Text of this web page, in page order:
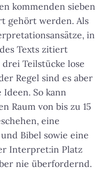
kommenden sieben
gehört werden. Als
in
Texts zitiert
Teilstücke lose
Regel sind es aber
So kann
Raum von bis zu 15
eine
Bibel sowie eine
Interpret:in Platz
nie überfordernd.